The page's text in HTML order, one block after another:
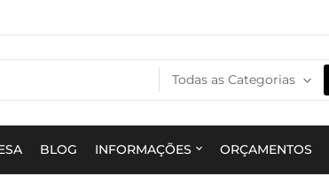
Todas as Categorias
BLOG INFORMAÇÕES ORÇAMENTOS